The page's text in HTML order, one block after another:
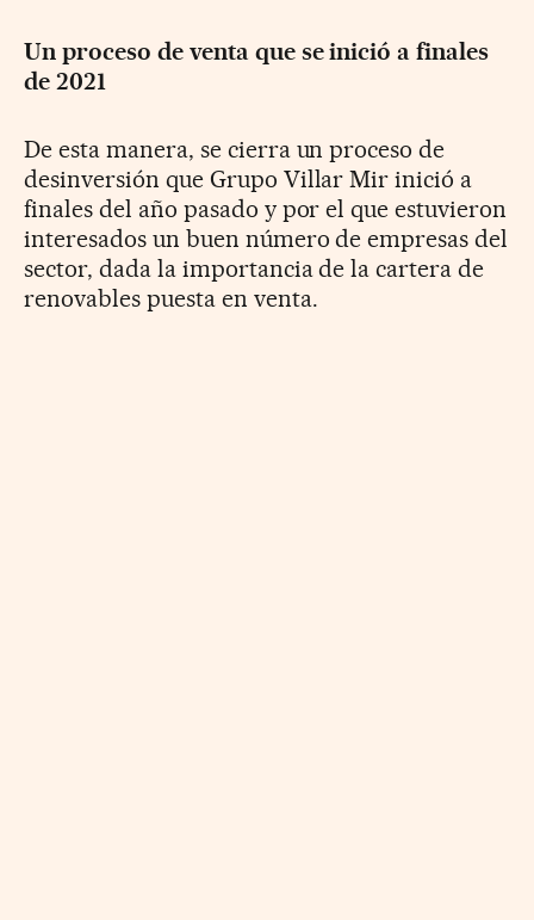
Un proceso de venta que se inició a finales
de 2021
De esta manera, se cierra un proceso de
desinversión que Grupo Villar Mir inició a
finales del año pasado y por el que estuvieron
interesados un buen número de empresas del
sector, dada la importancia de la cartera de
renovables puesta en venta.